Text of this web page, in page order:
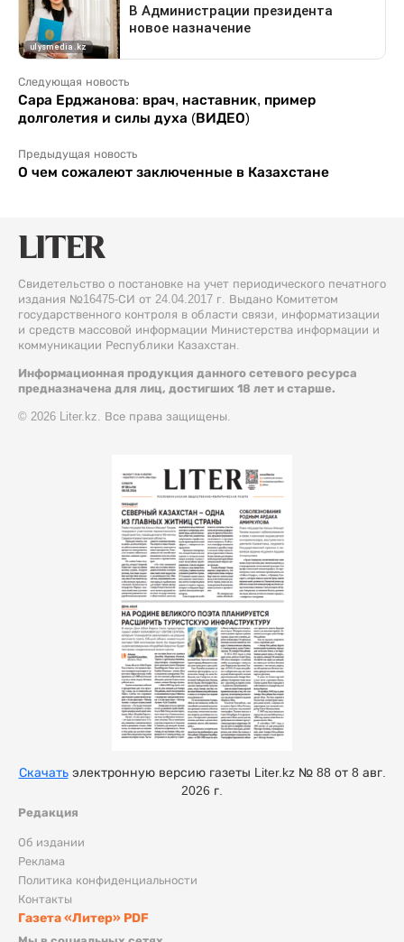
Следующая новость
Сара Ерджанова: врач, наставник, пример
долголетия и силы духа (ВИДЕО)
Предыдущая новость
О чем сожалеют заключенные в Казахстане
Свидетельство о постановке на учет периодического печатного
издания №16475-СИ от 24.04.2017 г. Выдано Комитетом
государственного контроля в области связи, информатизации
и средств массовой информации Министерства информации и
коммуникации Республики Казахстан.
Информационная продукция данного сетевого ресурса
предназначена для лиц, достигших 18 лет и старше.
© 2026 Liter.kz. Все права защищены.
Редакция
Об издании
Реклама
Политика конфиденциальности
Контакты
Газета «Литер» PDF
Скачатьэлектронную версию газеты Liter.kz № 88 от 8 авг.
2026 г.